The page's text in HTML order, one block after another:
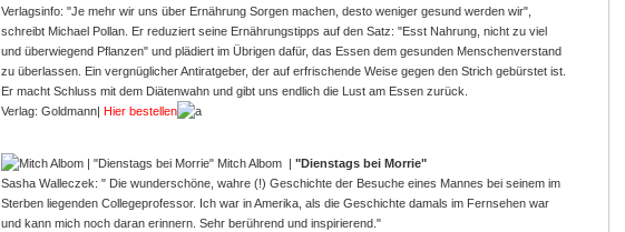
Verlagsinfo: "Je mehr wir uns über Ernährung Sorgen machen, desto weniger gesund werden wir",
schreibt Michael Pollan. Er reduziert seine Ernährungstipps auf den Satz: "Esst Nahrung, nicht zu viel
und überwiegend Pflanzen" und plädiert im Übrigen dafür, das Essen dem gesunden Menschenverstand
zu überlassen. Ein vergnüglicher Antiratgeber, der auf erfrischende Weise gegen den Strich gebürstet ist.
Er macht Schluss mit dem Diätenwahn und gibt uns endlich die Lust am Essen zurück.
Verlag: Goldmann
Hier bestellen
Mitch Albom
"Dienstags bei Morrie"
Sasha Walleczek: " Die wunderschöne, wahre (!) Geschichte der Besuche eines Mannes bei seinem im
Sterben liegenden Collegeprofessor. Ich war in Amerika, als die Geschichte damals im Fernsehen war
und kann mich noch daran erinnern. Sehr berührend und inspirierend."